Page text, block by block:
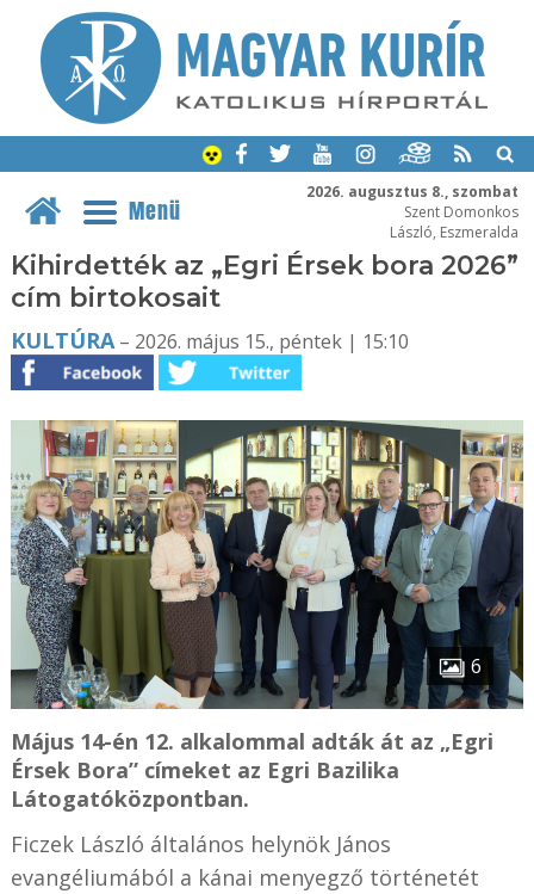
2026. augusztus 8., szombat
Szent Domonkos
László, Eszmeralda
Menü
Kihirdették az „Egri Érsek bora 2026”
cím birtokosait
KULTÚRA– 2026. május 15., péntek | 15:10
6
Május 14-én 12. alkalommal adták át az „Egri
Érsek Bora” címeket az Egri Bazilika
Látogatóközpontban.
Ficzek László általános helynök János
evangéliumából a kánai menyegző történetét